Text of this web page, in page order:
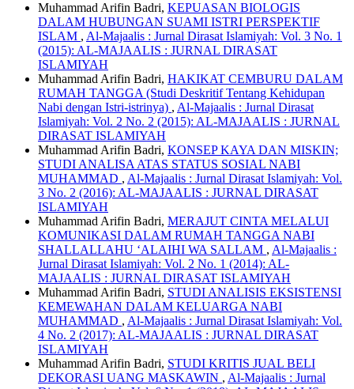
Muhammad Arifin Badri, KEPUASAN BIOLOGIS
DALAM HUBUNGAN SUAMI ISTRI PERSPEKTIF
ISLAM , Al-Majaalis : Jurnal Dirasat Islamiyah: Vol. 3 No. 1
(2015): AL-MAJAALIS : JURNAL DIRASAT
ISLAMIYAH
Muhammad Arifin Badri, HAKIKAT CEMBURU DALAM
RUMAH TANGGA (Studi Deskritif Tentang Kehidupan
Nabi dengan Istri-istrinya) , Al-Majaalis : Jurnal Dirasat
Islamiyah: Vol. 2 No. 2 (2015): AL-MAJAALIS : JURNAL
DIRASAT ISLAMIYAH
Muhammad Arifin Badri, KONSEP KAYA DAN MISKIN;
STUDI ANALISA ATAS STATUS SOSIAL NABI
MUHAMMAD , Al-Majaalis : Jurnal Dirasat Islamiyah: Vol.
3 No. 2 (2016): AL-MAJAALIS : JURNAL DIRASAT
ISLAMIYAH
Muhammad Arifin Badri, MERAJUT CINTA MELALUI
KOMUNIKASI DALAM RUMAH TANGGA NABI
SHALLALLAHU ‘ALAIHI WA SALLAM , Al-Majaalis :
Jurnal Dirasat Islamiyah: Vol. 2 No. 1 (2014): AL-
MAJAALIS : JURNAL DIRASAT ISLAMIYAH
Muhammad Arifin Badri, STUDI ANALISIS EKSISTENSI
KEMEWAHAN DALAM KELUARGA NABI
MUHAMMAD , Al-Majaalis : Jurnal Dirasat Islamiyah: Vol.
4 No. 2 (2017): AL-MAJAALIS : JURNAL DIRASAT
ISLAMIYAH
Muhammad Arifin Badri, STUDI KRITIS JUAL BELI
DEKORASI UANG MASKAWIN , Al-Majaalis : Jurnal